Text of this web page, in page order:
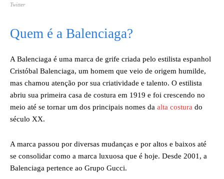
Twitter
Quem é a Balenciaga?
A Balenciaga é uma marca de grife criada pelo estilista espanhol
Cristóbal Balenciaga, um homem que veio de origem humilde,
mas chamou atenção por sua criatividade e talento. O estilista
abriu sua primeira casa de costura em 1919 e foi crescendo no
meio até se tornar um dos principais nomes da alta costura do
século XX.
A marca passou por diversas mudanças e por altos e baixos até
se consolidar como a marca luxuosa que é hoje. Desde 2001, a
Balenciaga pertence ao Grupo Gucci.